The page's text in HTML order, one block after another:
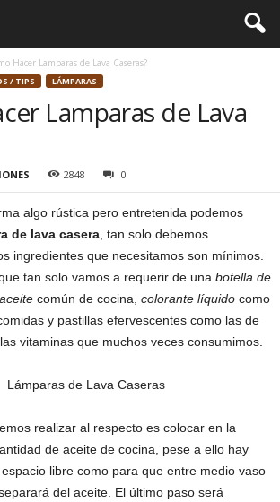
Hacer Lamparas de Lava Caseras?
/ TIPS LÁMPARAS
Lamparas de Lava
2848 0
algo rústica pero entretenida podemos
de lava casera , tan solo debemos
ingredientes que necesitamos son mínimos.
tan solo vamos a requerir de una botella de
aceite común de cocina, colorante líquido como
y pastillas efervescentes como las de
vitaminas que muchos veces consumimos.
realizar al respecto es colocar en la
de aceite de cocina, pese a ello hay
libre como para que entre medio vaso
del aceite. El último paso será